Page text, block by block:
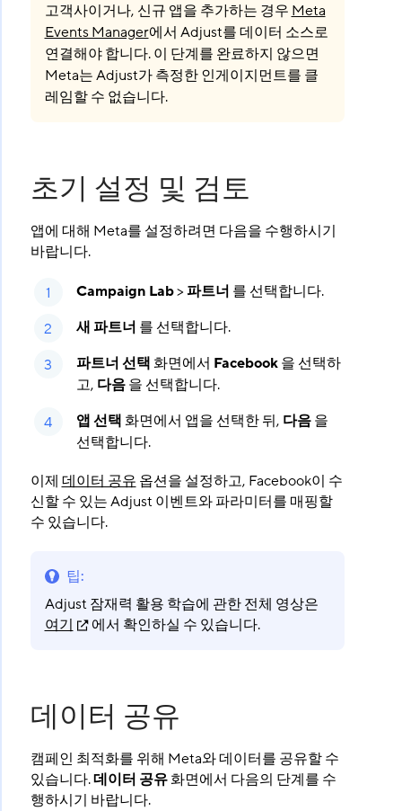
고객사이거나, 신규 앱을 추가하는 경우 Meta
Events Manager에서 Adjust를 데이터 소스로
연결해야 합니다. 이 단계를 완료하지 않으면
Meta는 Adjust가 측정한 인게이지먼트를 클
레임할 수 없습니다.
초기 설정 및 검토
앱에 대해 Meta를 설정하려면 다음을 수행하시기
바랍니다.
Campaign Lab>파트너 를 선택합니다.
새 파트너 를 선택합니다.
파트너 선택 화면에서 Facebook을 선택하
고, 다음을 선택합니다.
앱 선택 화면에서 앱을 선택한 뒤, 다음을
선택합니다.
이제 데이터 공유 옵션을 설정하고, Facebook이 수
신할 수 있는 Adjust 이벤트와 파라미터를 매핑할
수 있습니다.
팁:
Adjust 잠재력 활용 학습에 관한 전체 영상은
여기
에서 확인하실 수 있습니다.
데이터 공유
캠페인 최적화를 위해 Meta와 데이터를 공유할 수
있습니다.데이터 공유화면에서 다음의 단계를 수
행하시기 바랍니다.